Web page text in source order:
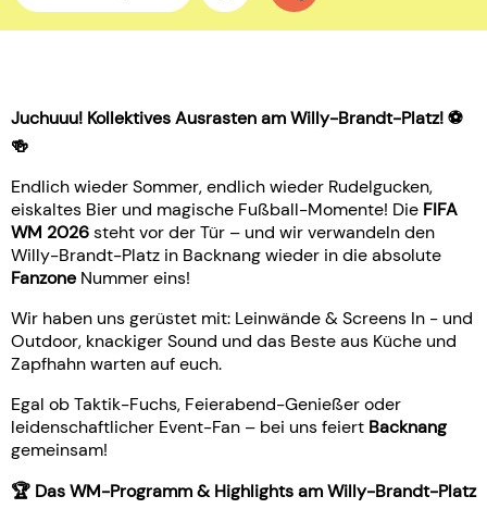
Juchuuu! Kollektives Ausrasten am Willy-Brandt-Platz! ⚽️
🍻
Endlich wieder Sommer, endlich wieder Rudelgucken,
eiskaltes Bier und magische Fußball-Momente! Die FIFA
WM 2026steht vor der Tür – und wir verwandeln den
Willy-Brandt-Platz in Backnang wieder in die absolute
Fanzone Nummer eins!
Wir haben uns gerüstet mit: Leinwände & Screens In - und
Outdoor, knackiger Sound und das Beste aus Küche und
Zapfhahn warten auf euch.
Egal ob Taktik-Fuchs, Feierabend-Genießer oder
leidenschaftlicher Event-Fan – bei uns feiert Backnang
gemeinsam!
🏆 Das WM-Programm & Highlights am Willy-Brandt-Platz